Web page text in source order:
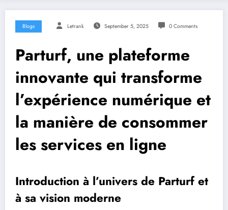
Blogs Letrank September 5, 2025 0 Comments
Parturf, une plateforme
innovante qui transforme
l’expérience numérique et
la manière de consommer
les services en ligne
Introduction à l’univers de Parturf et
à sa vision moderne